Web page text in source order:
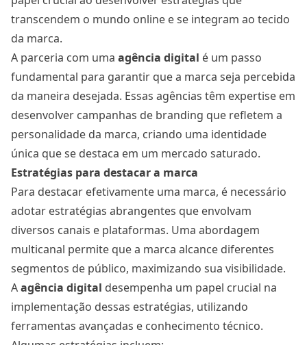
transcendem o mundo online e se integram ao tecido
da marca.
A parceria com uma agência digital é um passo
fundamental para garantir que a marca seja percebida
da maneira desejada. Essas agências têm expertise em
desenvolver campanhas de branding que refletem a
personalidade da marca, criando uma identidade
única que se destaca em um mercado saturado.
Estratégias para destacar a marca
Para destacar efetivamente uma marca, é necessário
adotar estratégias abrangentes que envolvam
diversos canais e plataformas. Uma abordagem
multicanal permite que a marca alcance diferentes
segmentos de público, maximizando sua visibilidade.
Aagência digital desempenha um papel crucial na
implementação dessas estratégias, utilizando
ferramentas avançadas e conhecimento técnico.